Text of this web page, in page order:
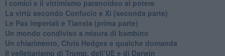
​I comici e il vittimismo paranoideo al potere
​La virtù secondo Confucio e Xi (seconda parte)
Le Pax imperiali e Tianxia (prima parte)
Un mondo condiviso a misura di bambino
​Un chiarimento, Chris Hedges e qualche domanda
Il velleitarismo di Trump, dell’UE e di Darwin